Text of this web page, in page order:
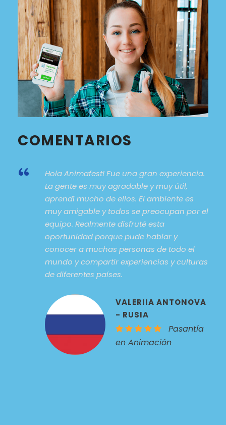
COMENTARIOS
“
Hola Animafest! Fue una gran experiencia.
La gente es muy agradable y muy útil,
aprendí mucho de ellos. El ambiente es
muy amigable y todos se preocupan por el
equipo. Realmente disfruté esta
oportunidad porque pude hablar y
conocer a muchas personas de todo el
mundo y compartir experiencias y culturas
de diferentes países.
VALERIIA ANTONOVA
- RUSIA
Pasantía
en Animación